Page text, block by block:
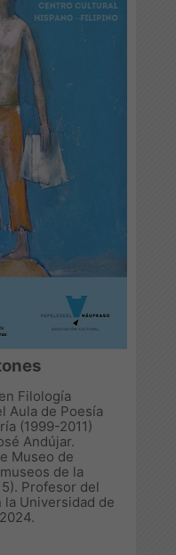
Filología
Aula de Poesía
(1999-2011)
Andújar.
Museo de
de la
Profesor del
la Universidad de